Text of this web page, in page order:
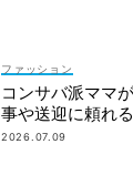
ファッション
コンサバ派ママ
事や送迎に頼れ
2026.07.09